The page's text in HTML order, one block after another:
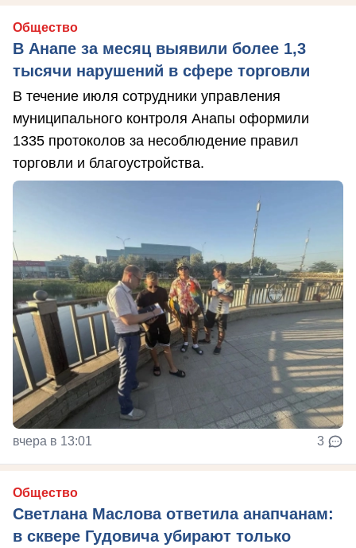
Общество
В Анапе за месяц выявили более 1,3
тысячи нарушений в сфере торговли
В течение июля сотрудники управления
муниципального контроля Анапы оформили
1335 протоколов за несоблюдение правил
торговли и благоустройства.
вчера в 13:01 3
Общество
Светлана Маслова ответила анапчанам:
в сквере Гудовича убирают только